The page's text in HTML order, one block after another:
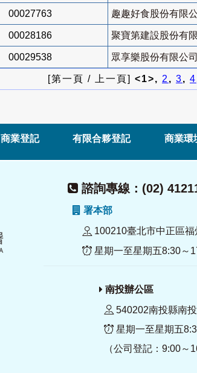
00027763 趣趣好食股份有限
00028186 聚寶第建設股份有
00029538 眾享樂股份有限公司
[第一頁 / 上一頁] <1>, 2, 3, 4
商業登記 有限合夥登記 商業環
諮詢專線：(02)
署本部
100210臺北市中正區福
星期一至星期五8:30～
南投辦公區
540202南投縣南
星期一至星期五
（公司登記：9:00～